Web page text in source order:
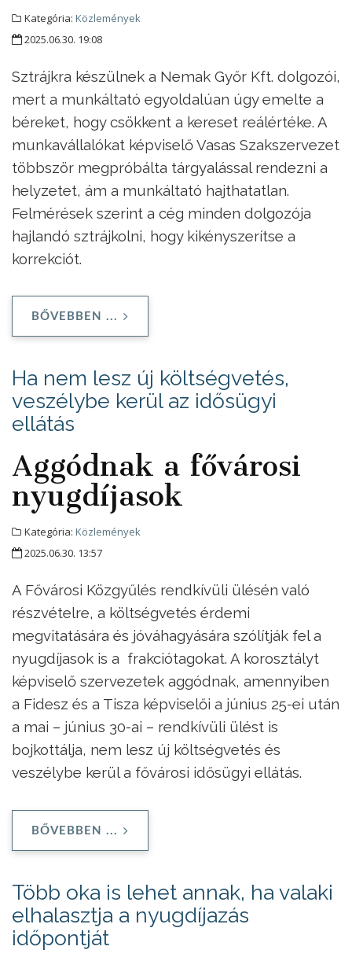
Kategória: Közlemények
2025.06.30. 19:08
Sztrájkra készülnek a Nemak Győr Kft. dolgozói,
mert a munkáltató egyoldalúan úgy emelte a
béreket, hogy csökkent a kereset reálértéke. A
munkavállalókat képviselő Vasas Szakszervezet
többször megpróbálta tárgyalással rendezni a
helyzetet, ám a munkáltató hajthatatlan.
Felmérések szerint a cég minden dolgozója
hajlandó sztrájkolni, hogy kikényszerítse a
korrekciót.
BŐVEBBEN ...
Ha nem lesz új költségvetés,
veszélybe kerül az idősügyi
ellátás
Aggódnak a fővárosi
nyugdíjasok
Kategória: Közlemények
2025.06.30. 13:57
A Fővárosi Közgyűlés rendkívüli ülésén való
részvételre, a költségvetés érdemi
megvitatására és jóváhagyására szólítják fel a
nyugdíjasok is a frakciótagokat. A korosztályt
képviselő szervezetek aggódnak, amennyiben
a Fidesz és a Tisza képviselői a június 25-ei után
a mai – június 30-ai – rendkívüli ülést is
bojkottálja, nem lesz új költségvetés és
veszélybe kerül a fővárosi idősügyi ellátás.
BŐVEBBEN ...
Több oka is lehet annak, ha valaki
elhalasztja a nyugdíjazás
időpontját